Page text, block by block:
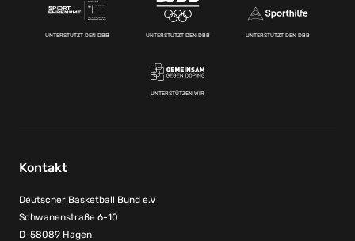
UNTERSTÜTZT DEN DBB UNTERSTÜTZT DEN DBB UNTERSTÜTZT DEN DBB
UNTERSTÜTZEN WIR
Kontakt
Deutscher Basketball Bund e.V
Schwanenstraße 6-10
D-58089 Hagen